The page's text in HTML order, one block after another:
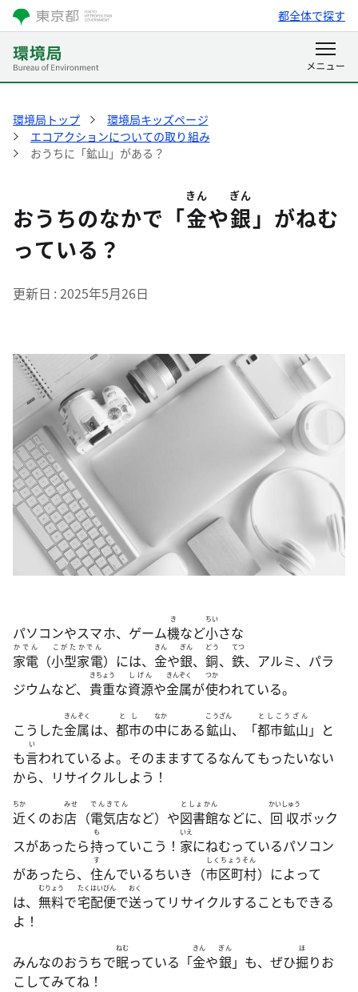
都全体で探す
環境局トップ
環境局キッズページ
エコアクションについての取り組み
おうちに「鉱山」がある？
おうちのなかで「金
きん
や銀
ぎん
」がねむ
っている？
更新日 2025年5月26日
パソコンやスマホ、ゲーム機
き
など小
ちい
さな
家電
かでん
（小型家電
こがたかでん
）には、 金
きん
や銀
ぎん
、銅
どう
、 鉄
てつ
、アルミ、パラ
ジウムなど、 貴重
きちょう
な資源
しげん
や金属
きんぞく
が使
つか
われている。
こうした金属
きんぞく
は、 都市
とし
の中
なか
にある鉱山
こうざん
、「都市鉱山
としこうざん
」と
も言
い
われているよ。そのまますてるなんてもったいない
から、リサイクルしよう！
近
ちか
くのお店
みせ
（電気店
でんきてん
など）や図書館
としょかん
などに、 回収
かいしゅう
ボック
スがあったら持
も
っていこう！ 家
いえ
にねむっているパソコン
があったら、 住
す
んでいるちいき（市区町村
しくちょうそん
）によって
は、 無料
むりょう
で宅配便
たくはいびん
で送
おく
ってリサイクルすることもできる
よ！
みんなのおうちで眠
ねむ
っている「金
きん
や銀
ぎん
」も、ぜひ掘
ほ
りお
こしてみてね！